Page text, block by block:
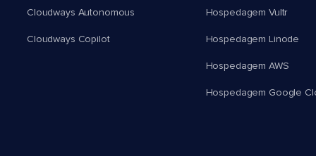
Cloudways Autonomous
Cloudways Copilot
Hospedagem Vultr
Hospedagem Linode
Hospedagem AWS
Hospedagem Google